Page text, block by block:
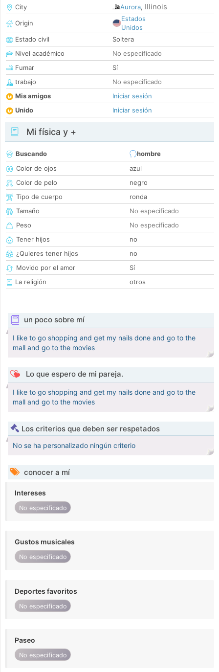
City
Aurora, Illinois
Origin
Estados
Unidos
Estado civil
Soltera
Nivel académico
No especificado
Fumar
Sí
trabajo
No especificado
Mis amigos
Iniciar sesión
Unido
Iniciar sesión
Mi física y +
Buscando
hombre
Color de ojos
azul
Color de pelo
negro
Tipo de cuerpo
ronda
Tamaño
No especificado
Peso
No especificado
Tener hijos
no
¿Quieres tener hijos
no
Movido por el amor
Sí
La religión
otros
un poco sobre mí
I like to go shopping and get my nails done and go to the
mall and go to the movies
Lo que espero de mi pareja.
I like to go shopping and get my nails done and go to the
mall and go to the movies
Los criterios que deben ser respetados
No se ha personalizado ningún criterio
conocer a mí
Intereses
No especificado
Gustos musicales
No especificado
Deportes favoritos
No especificado
Paseo
No especificado